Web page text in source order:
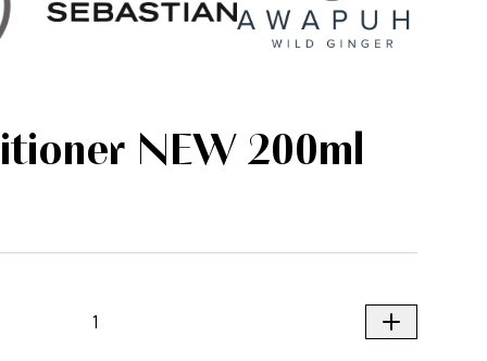
NEW 200ml